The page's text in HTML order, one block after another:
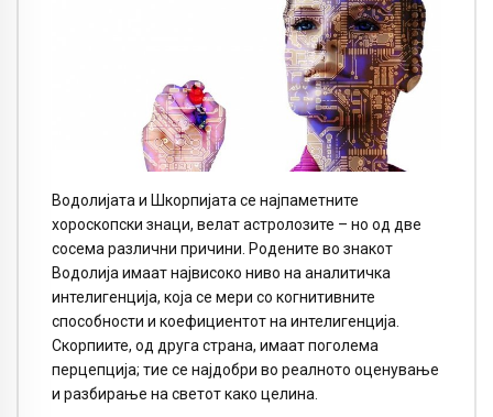
Водолијата и Шкорпијата се најпаметните
хороскопски знаци, велат астролозите – но од две
сосема различни причини. Родените во знакот
Водолија имаат највисоко ниво на аналитичка
интелигенција, која се мери со когнитивните
способности и коефициентот на интелигенција.
Скорпиите, од друга страна, имаат поголема
перцепција; тие се најдобри во реалното оценување
и разбирање на светот како целина.